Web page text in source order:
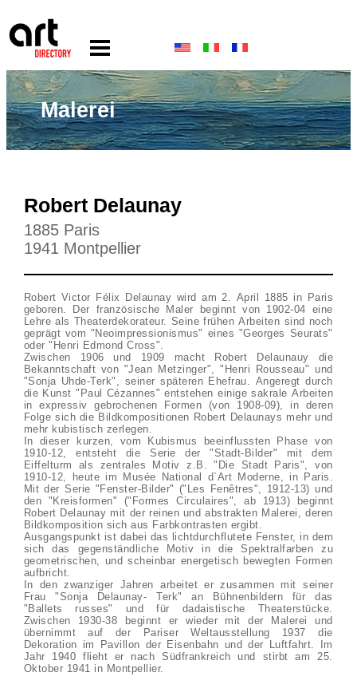
Malerei
Robert Delaunay
1885 Paris
1941 Montpellier
Robert Victor Félix Delaunay wird am 2. April 1885 in Paris
geboren. Der französische Maler beginnt von 1902-04 eine
Lehre als Theaterdekorateur. Seine frühen Arbeiten sind noch
geprägt vom "Neoimpressionismus" eines "Georges Seurats"
oder "Henri Edmond Cross".
Zwischen 1906 und 1909 macht Robert Delaunauy die
Bekanntschaft von "Jean Metzinger", "Henri Rousseau" und
"Sonja Uhde-Terk", seiner späteren Ehefrau. Angeregt durch
die Kunst "Paul Cézannes" entstehen einige sakrale Arbeiten
in expressiv gebrochenen Formen (von 1908-09), in deren
Folge sich die Bildkompositionen Robert Delaunays mehr und
mehr kubistisch zerlegen.
In dieser kurzen, vom Kubismus beeinflussten Phase von
1910-12, entsteht die Serie der "Stadt-Bilder" mit dem
Eiffelturm als zentrales Motiv z.B. "Die Stadt Paris", von
1910-12, heute im Musée National d`Art Moderne, in Paris.
Mit der Serie "Fenster-Bilder" ("Les Fenêtres", 1912-13) und
den "Kreisformen" ("Formes Circulaires", ab 1913) beginnt
Robert Delaunay mit der reinen und abstrakten Malerei, deren
Bildkomposition sich aus Farbkontrasten ergibt.
Ausgangspunkt ist dabei das lichtdurchflutete Fenster, in dem
sich das gegenständliche Motiv in die Spektralfarben zu
geometrischen, und scheinbar energetisch bewegten Formen
aufbricht.
In den zwanziger Jahren arbeitet er zusammen mit seiner
Frau "Sonja Delaunay- Terk" an Bühnenbildern für das
"Ballets russes" und für dadaistische Theaterstücke.
Zwischen 1930-38 beginnt er wieder mit der Malerei und
übernimmt auf der Pariser Weltausstellung 1937 die
Dekoration im Pavillon der Eisenbahn und der Luftfahrt. Im
Jahr 1940 flieht er nach Südfrankreich und stirbt am 25.
Oktober 1941 in Montpellier.